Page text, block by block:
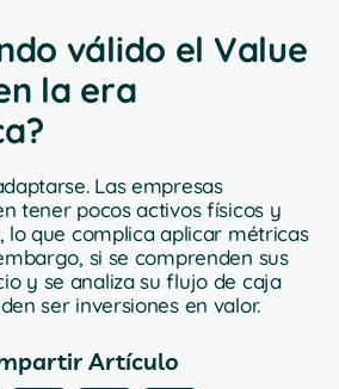
válido el Value
la era
Las empresas
tener pocos activos físicos y
lo que complica aplicar métricas
si se comprenden sus
y se analiza su flujo de caja
ser inversiones en valor.
Artículo